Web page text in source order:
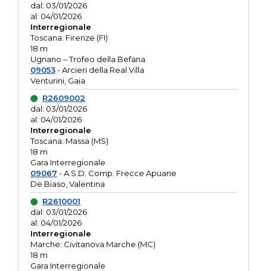
dal: 03/01/2026
al: 04/01/2026
Interregionale
Toscana: Firenze (FI)
18 m
Ugnano – Trofeo della Befana
09053- Arcieri della Real Villa
Venturini, Gaia
R2609002
dal: 03/01/2026
al: 04/01/2026
Interregionale
Toscana: Massa (MS)
18 m
Gara Interregionale
09067 - A.S.D. Comp. Frecce Apuane
De Biaso, Valentina
R2610001
dal: 03/01/2026
al: 04/01/2026
Interregionale
Marche: Civitanova Marche (MC)
18 m
Gara Interregionale